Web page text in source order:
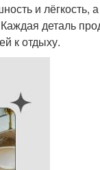
и лёгкость,
деталь
к отдыху.